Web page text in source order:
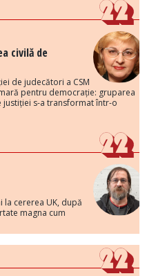
civilă de
de judecători a CSM
pentru democrație: gruparea
justiției s-a transformat într-o
la cererea UK, după
magna cum